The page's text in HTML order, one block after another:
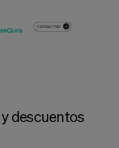
descuentos